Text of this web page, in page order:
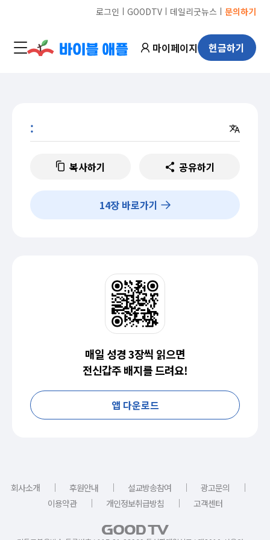
로그인 ㅣ GOODTVㅣ 데일리굿뉴스 ㅣ 문의하기
마이페이지 헌금하기
:
복사하기 공유하기
14장 바로가기
매일 성경 3장씩 읽으면
전신갑주 배지를 드려요!
앱 다운로드
회사소개 ｜ 후원안내 ｜ 설교방송참여 ｜ 광고문의
｜
이용약관
｜ 개인정보취급방침 ｜ 고객센터